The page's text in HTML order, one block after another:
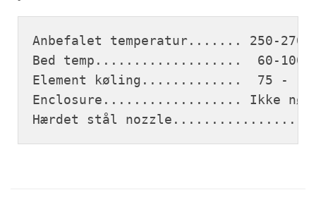
Anbefalet temperatur....... 250-
Bed temp...................  60-
Element køling.............  75 -
Enclosure.................. Ikke
Hærdet stål nozzle................